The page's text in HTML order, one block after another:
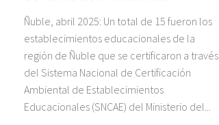
Ñuble, abril 2025: Un total de 15 fueron los
establecimientos educacionales de la
región de Ñuble que se certificaron a través
del Sistema Nacional de Certificación
Ambiental de Establecimientos
Educacionales (SNCAE) del Ministerio del...